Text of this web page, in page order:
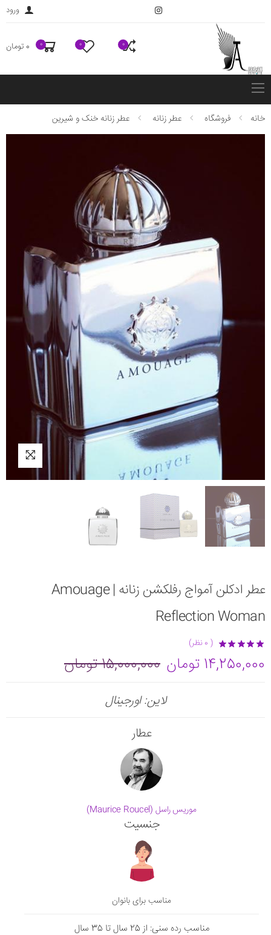
ورود
0
0
0 0 تومان
فهرست
خانه فروشگاه عطر زنانه عطر زنانه خنک و شیرین
عطر ادکلن آمواج رفلکشن زنانه | Amouage
Reflection Woman
( 0 نظر)
14,250,000 تومان 15,000,000 تومان
لاین: اورجینال
عطار
موریس راسل (Maurice Roucel)
جنسیت
مناسب برای بانوان
مناسب رده سنی: از 25 سال تا 35 سال